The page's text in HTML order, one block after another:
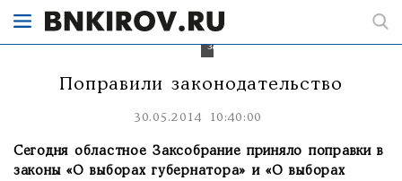
выборное
законодательство
Поправили законодательство
30.05.2014 10:40:00
Сегодня областное Заксобрание приняло поправки в
законы «О выборах губернатора» и «О выборах